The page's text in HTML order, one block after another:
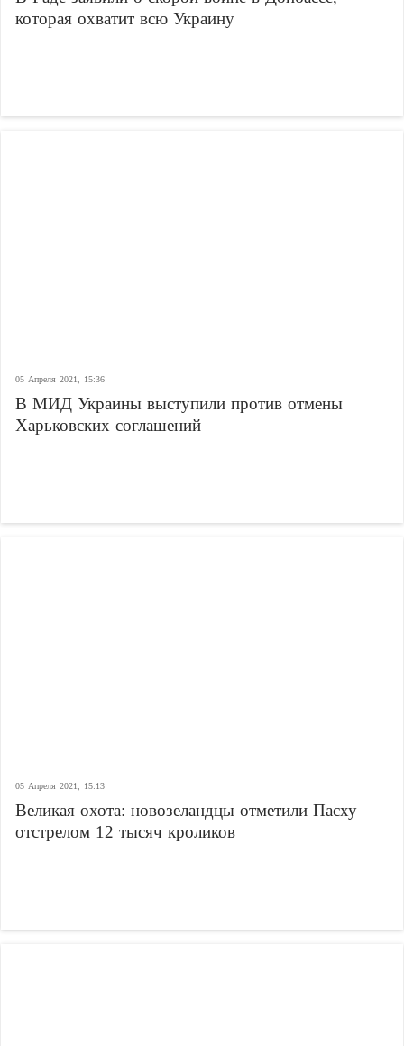
которая охватит всю Украину
05 Апреля 2021, 15:36
В МИД Украины выступили против отмены
Харьковских соглашений
05 Апреля 2021, 15:13
Великая охота: новозеландцы отметили Пасху
отстрелом 12 тысяч кроликов